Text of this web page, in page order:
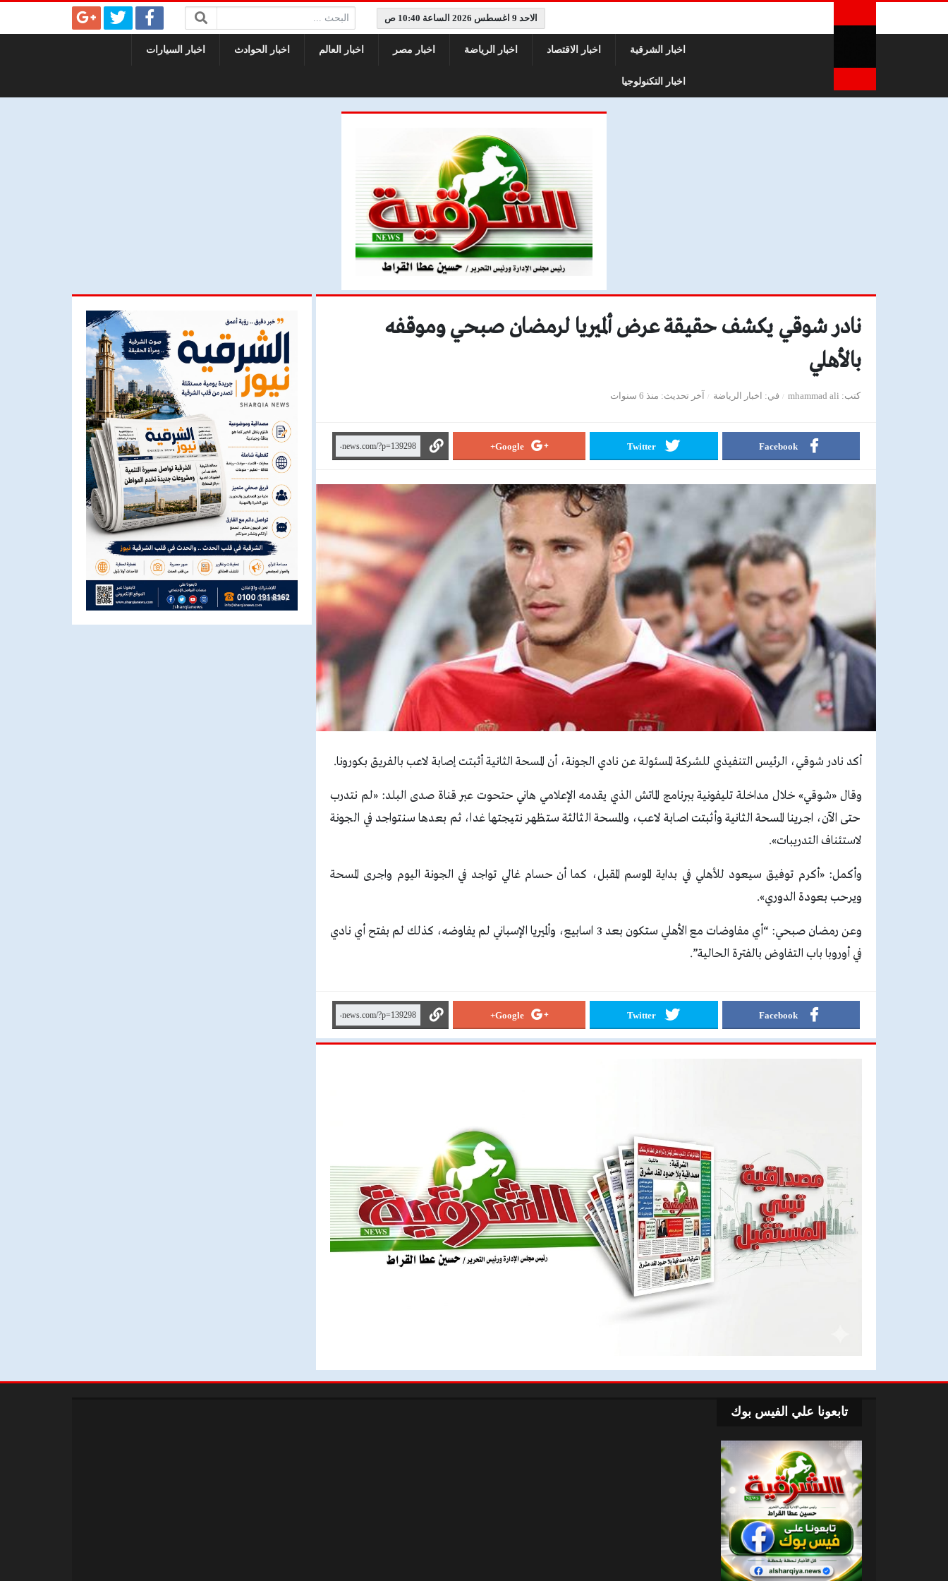
الاحد 9 اغسطس 2026 الساعة 10:40 ص البحث:
اخبار الشرقية اخبار الاقتصاد اخبار الرياضة اخبار مصر اخبار العالم اخبار الحوادث اخبار السيارات
اخبار التكنولوجيا
نادر شوقي يكشف حقيقة عرض ألميريا لرمضان صبحي وموقفه
بالأهلي
كتب mhammad ali في اخبار الرياضة آخر تحديث منذ 6 سنوات
Facebook
Twitter
Google+
أكد نادر شوقي، الرئيس التنفيذي للشركة المسئولة عن نادي الجونة، أن المسحة الثانية أثبتت إصابة لاعب بالفريق بكورونا.
وقال «شوقي» خلال مداخلة تليفونية ببرنامج الماتش الذي يقدمه الإعلامي هاني حتحوت عبر قناة صدى البلد: «لم نتدرب
حتى الآن، اجرينا المسحة الثانية وأثبتت اصابة لاعب، والمسحة الثالثة ستظهر نتيجتها غدا، ثم بعدها سنتواجد في الجونة
لاستئناف التدريبات».
وأكمل: «أكرم توفيق سيعود للأهلي في بداية الموسم المقبل، كما أن حسام غالي تواجد في الجونة اليوم واجرى المسحة
ويرحب بعودة الدوري».
وعن رمضان صبحي: “أي مفاوضات مع الأهلي ستكون بعد 3 اسابيع، وألميريا الإسباني لم يفاوضه، كذلك لم بفتح أي نادي
في أوروبا باب التفاوض بالفترة الحالية”.
Facebook
Twitter
Google+
تابعونا علي الفيس بوك